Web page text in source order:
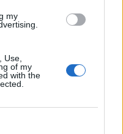
my
Use,
of my
with the
com